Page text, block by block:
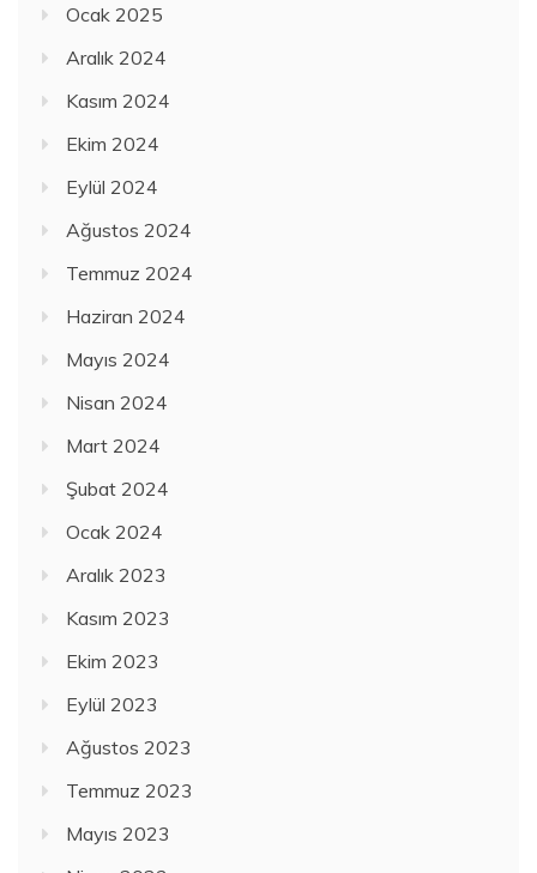
Ocak 2025
Aralık 2024
Kasım 2024
Ekim 2024
Eylül 2024
Ağustos 2024
Temmuz 2024
Haziran 2024
Mayıs 2024
Nisan 2024
Mart 2024
Şubat 2024
Ocak 2024
Aralık 2023
Kasım 2023
Ekim 2023
Eylül 2023
Ağustos 2023
Temmuz 2023
Mayıs 2023